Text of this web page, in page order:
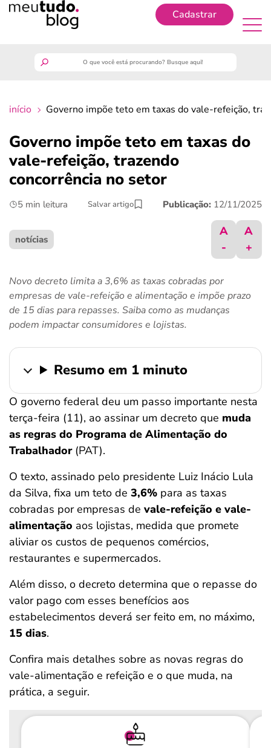
Cadastrar
finanças
benefícios
últimas notícias
ferramentas
início Governo impõe teto em taxas do vale-refeição,
Governo impõe teto em taxas do
vale-refeição, trazendo
concorrência no setor
5 min leitura Salvar artigo Publicação: 12/11/2025
notícias
A
-
A
+
Novo decreto limita a 3,6% as taxas cobradas por
empresas de vale-refeição e alimentação e impõe prazo
de 15 dias para repasses. Saiba como as mudanças
podem impactar consumidores e lojistas.
Resumo em 1 minuto
O governo federal deu um passo importante nesta
terça-feira (11), ao assinar um decreto que muda
as regras do Programa de Alimentação do
Trabalhador(PAT).
O texto, assinado pelo presidente Luiz Inácio Lula
da Silva, fixa um teto de 3,6% para as taxas
cobradas por empresas de vale-refeição e vale-
alimentação aos lojistas, medida que promete
aliviar os custos de pequenos comércios,
restaurantes e supermercados.
Além disso, o decreto determina que o repasse do
valor pago com esses benefícios aos
estabelecimentos deverá ser feito em, no máximo,
15 dias.
Confira mais detalhes sobre as novas regras do
vale-alimentação e refeição e o que muda, na
prática, a seguir.